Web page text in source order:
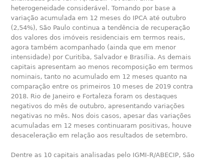
heterogeneidade considerável. Tomando por base a
variação acumulada em 12 meses do IPCA até outubro
(2,54%), São Paulo continua a tendência de recuperação
dos valores dos imóveis residenciais em termos reais,
agora também acompanhado (ainda que em menor
intensidade) por Curitiba, Salvador e Brasília. As demais
capitais apresentam ao menos recomposição em termos
nominais, tanto no acumulado em 12 meses quanto na
comparação entre os primeiros 10 meses de 2019 contra
2018. Rio de Janeiro e Fortaleza foram os destaques
negativos do mês de outubro, apresentando variações
negativas no mês. Nos dois casos, apesar das variações
acumuladas em 12 meses continuaram positivas, houve
desaceleração em relação aos resultados de setembro.
Dentre as 10 capitais analisadas pelo IGMI-R/ABECIP, São